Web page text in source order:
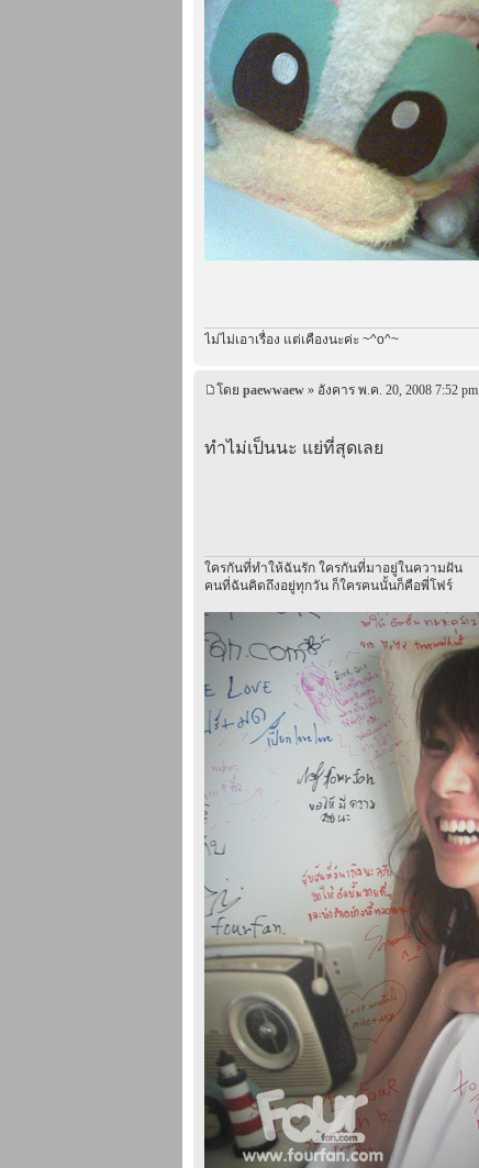
ไม่ไม่เอาเรื่อง แต่เคืองนะค่ะ ~^o^~
โดย paewwaew » อังคาร พ.ค. 20, 2008 7:52 pm
ทำไม่เป็นนะ แย่ที่สุดเลย
ใครกันที่ทำให้ฉันรัก ใครกันที่มาอยู่ในความฝัน
คนที่ฉันคิดถึงอยู่ทุกวัน ก็ใครคนนั้นก็คือพี่โฟร์